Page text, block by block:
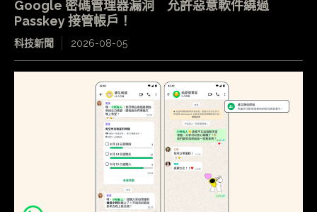
Google 密碼管理器漏洞 允許惡意軟件繞過
Passkey 接管帳戶！
科技新聞 2026-08-05